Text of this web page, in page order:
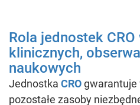
Rola jednostek
klinicznych,
naukowych
Jednostka CROgwarantuje
pozostałe zasoby